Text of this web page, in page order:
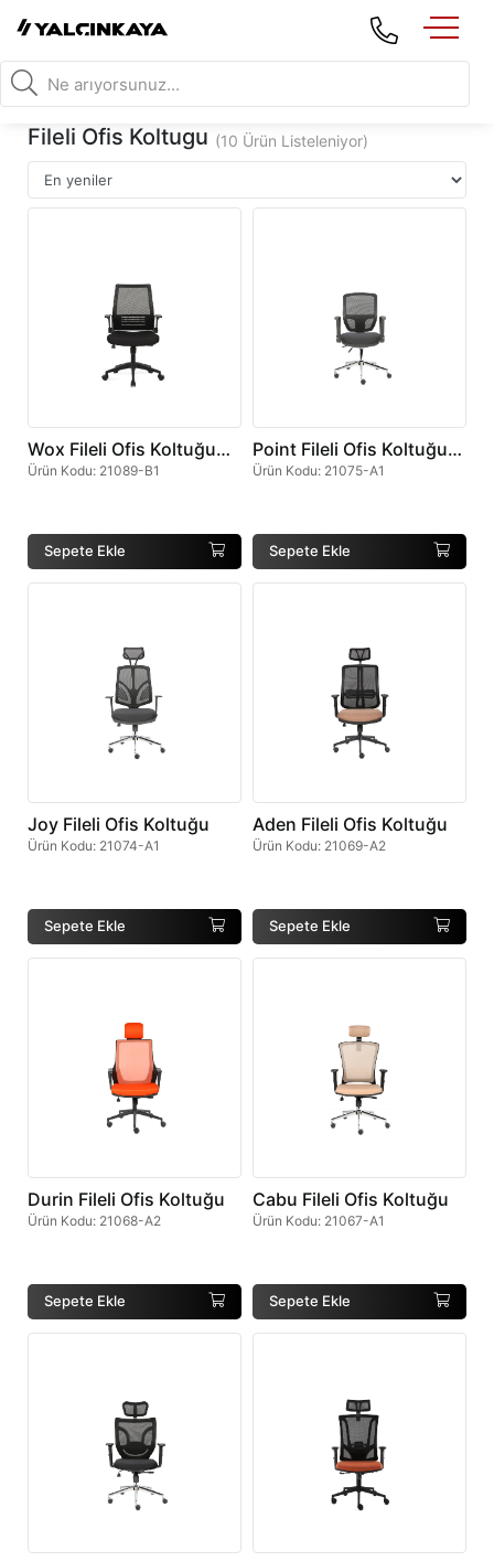
Fileli Ofis Koltugu (10 Ürün Listeleniyor)
Wox Fileli Ofis Koltuğu
Pls Ayak
Ürün Kodu: 21089-B1
Sepete Ekle
Point Fileli Ofis Koltuğu
Metal Ayak
Ürün Kodu: 21075-A1
Sepete Ekle
Joy Fileli Ofis Koltuğu
Ürün Kodu: 21074-A1
Sepete Ekle
Aden Fileli Ofis Koltuğu
Ürün Kodu: 21069-A2
Sepete Ekle
Durin Fileli Ofis Koltuğu
Ürün Kodu: 21068-A2
Sepete Ekle
Cabu Fileli Ofis Koltuğu
Ürün Kodu: 21067-A1
Sepete Ekle